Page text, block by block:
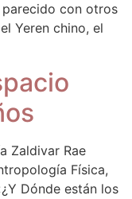
parecido con otros
Yeren chino, el
Zaldivar Rae
Física,
Dónde están los